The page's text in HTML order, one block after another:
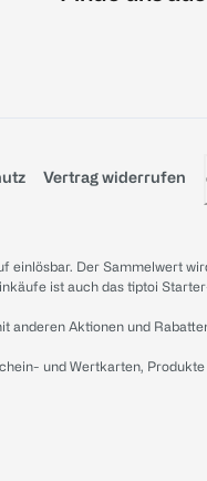
Vertrag widerrufen
einlösbar. Der Sammelwert
ist auch das tiptoi
anderen Aktionen und
und Wertkarten,